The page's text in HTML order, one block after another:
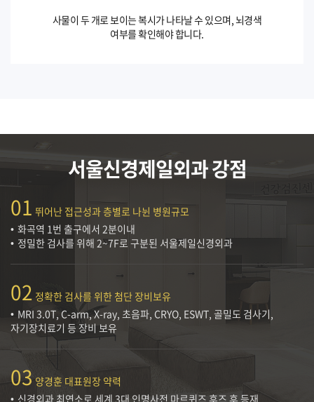
사물이 두 개로 보이는 복시가 나타날 수 있으며, 뇌경색
여부를 확인해야 합니다.
서울신경제일외과 강점
01 뛰어난 접근성과 층별로 나뉜 병원규모
화곡역 1번 출구에서 2분이내
정밀한 검사를 위해 2~7F로 구분된 서울제일신경외과
02 정확한 검사를 위한 첨단 장비보유
MRI 3.0T, C-arm, X-ray, 초음파, CRYO, ESWT, 골밀도 검사기,
자기장치료기 등 장비 보유
03양경훈 대표원장 약력
신경외과 최연소로 세계 3대 인명사전 마르퀴즈 후즈 후 등재